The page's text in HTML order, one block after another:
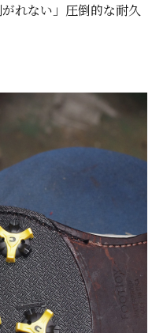
れない」圧倒的な耐久